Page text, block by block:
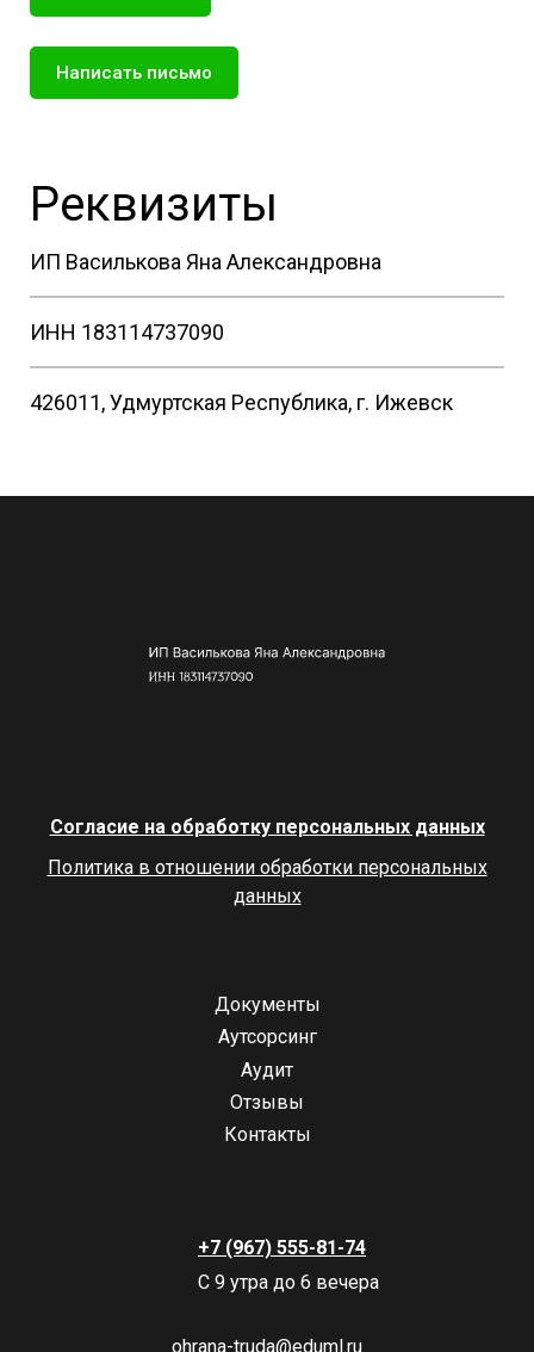
Написать письмо
Реквизиты
ИП Василькова Яна Александровна
ИНН 183114737090
426011, Удмуртская Республика, г. Ижевск
Согласие на обработку персональных данных
Политика в отношении обработки персональных
данных
Документы
Аутсорсинг
Аудит
Отзывы
Контакты
+7 (967) 555-81-74
С 9 утра до 6 вечера
ohrana-truda@eduml.ru